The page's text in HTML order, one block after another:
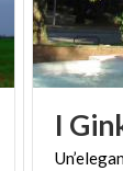
I